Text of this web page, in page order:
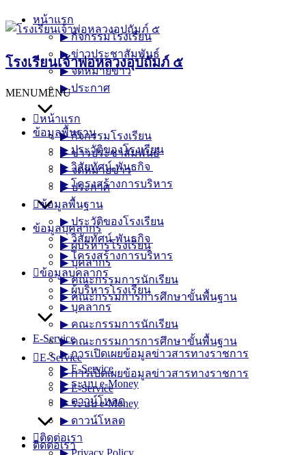
Skip
to
โรงเรียนเจ้าพ่อหลวงอุปถัมภ์ ๕
MENUMENU
หน้าแรก
▶︎ กิจกรรมโรงเรียน
▶︎ ข่าวประชาสัมพันธ์
▶︎ จดหมายข่าว
▶︎ ประกาศ
ข้อมูลพื้นฐาน
▶︎ ประวัติของโรงเรียน
▶︎ วิสัยทัศน์-พันธกิจ
▶︎ โครงสร้างการบริหาร
ข้อมูลบุคลากร
▶︎ ผู้บริหารโรงเรียน
▶︎ บุคลากร
▶︎ คณะกรรมการนักเรียน
▶︎ คณะกรรมการการศึกษาขั้นพื้นฐาน
E-Service
▶︎ การเปิดเผยข้อมูลข่าวสารทางราชการ
▶︎ E-Service
▶︎ ระบบ e-Money
▶︎ ดาวน์โหลด
ติดต่อเรา
▶︎ Privacy Policy
หน้าแรก
▶︎ กิจกรรมโรงเรียน
▶︎ ข่าวประชาสัมพันธ์
▶︎ จดหมายข่าว
▶︎ ประกาศ
ข้อมูลพื้นฐาน
▶︎ ประวัติของโรงเรียน
▶︎ วิสัยทัศน์-พันธกิจ
▶︎ โครงสร้างการบริหาร
ข้อมูลบุคลากร
▶︎ ผู้บริหารโรงเรียน
▶︎ บุคลากร
▶︎ คณะกรรมการนักเรียน
▶︎ คณะกรรมการการศึกษาขั้นพื้นฐาน
E-Service
▶︎ การเปิดเผยข้อมูลข่าวสารทางราชการ
▶︎ E-Service
▶︎ ระบบ e-Money
▶︎ ดาวน์โหลด
ติดต่อเรา